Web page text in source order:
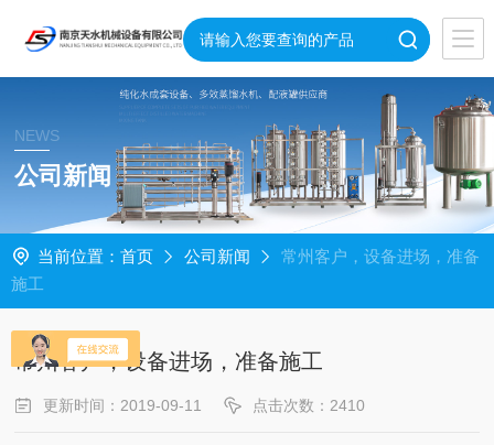
NEWS
公司新闻
当前位置： 首页 公司新闻
常州客户，设备进场，准备
施工
常州客户，设备进场，准备施工
更新时间：2019-09-11 点击次数：2410